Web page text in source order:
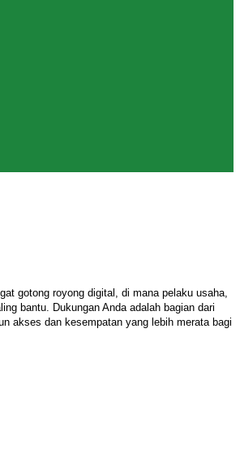
gotong royong digital, di mana pelaku usaha,
bantu. Dukungan Anda adalah bagian dari
akses dan kesempatan yang lebih merata bagi